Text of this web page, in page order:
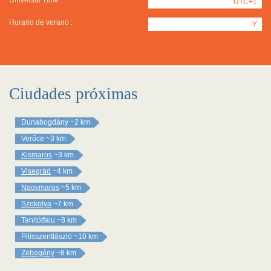
Horario de verano : Y
Ciudades próximas
Dunabogdány ~2 km
Verőce ~3 km
Kismaros ~3 km
Visegrád ~4 km
Nagymaros ~5 km
Szokolya ~7 km
Tahitótfalu ~8 km
Pilisszentlászló ~10 km
Zebegény ~8 km